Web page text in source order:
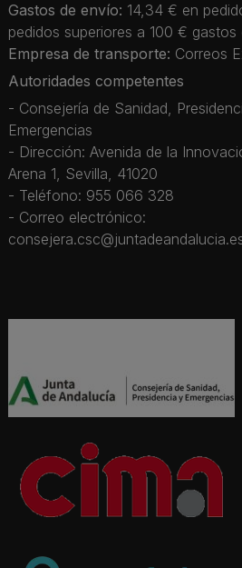
Gastos de envío: 14,34 € en
pedidos superiores a 100 €
Empresa de transporte: Correos
Autoridades competentes
- Consejería de Sanidad,
Emergencias
- Dirección: Avenida de la
Arena 1, Sevilla, 41020
- Teléfono: 955 066 328
- Correo electrónico: